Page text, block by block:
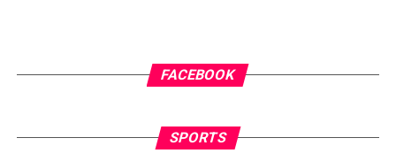
FACEBOOK
SPORTS